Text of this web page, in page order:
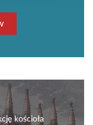
kościoła